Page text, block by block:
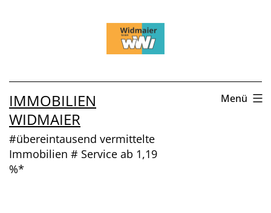
IMMOBILIEN
WIDMAIER
#übereintausend vermittelte
Immobilien # Service ab 1,19
%*
Menü